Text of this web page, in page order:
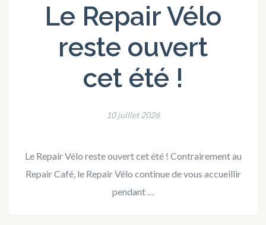
Le Repair Vélo
reste ouvert
cet été !
10 juillet 2026
Le Repair Vélo reste ouvert cet été ! Contrairement au
Repair Café, le Repair Vélo continue de vous accueillir
pendant …